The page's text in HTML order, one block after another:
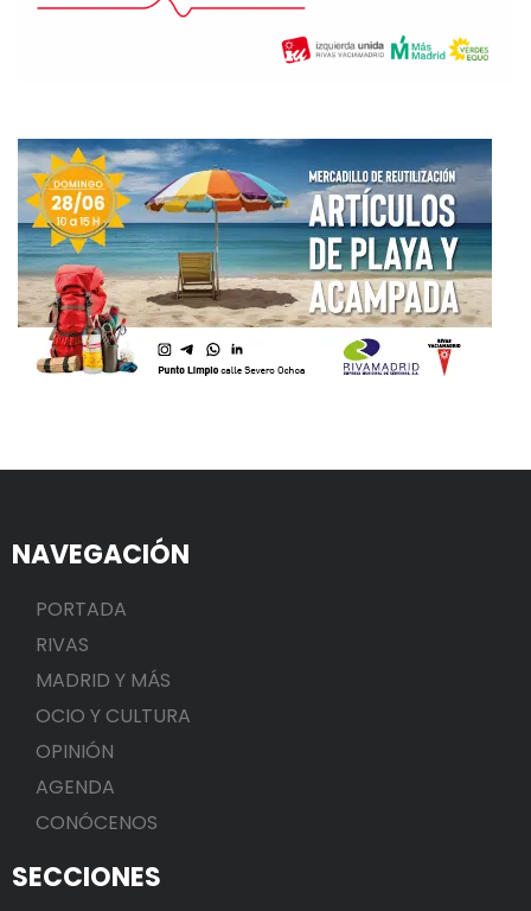
NAVEGACIÓN
PORTADA
RIVAS
MADRID Y MÁS
OCIO Y CULTURA
OPINIÓN
AGENDA
CONÓCENOS
SECCIONES